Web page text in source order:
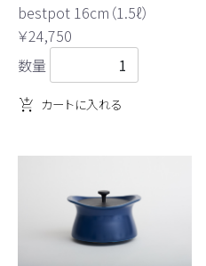
bestpot 16cm（1.5ℓ）
￥24,750
数量
カートに入れる